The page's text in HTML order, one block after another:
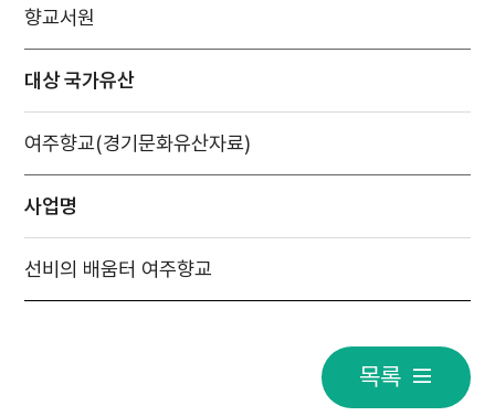
향교서원
대상 국가유산
여주향교(경기문화유산자료)
사업명
선비의 배움터 여주향교
목록